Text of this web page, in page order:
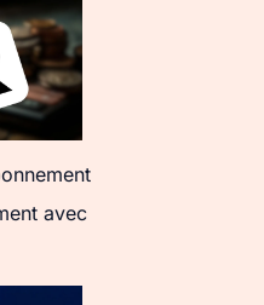
avec